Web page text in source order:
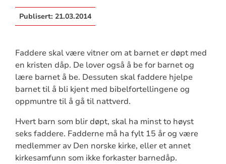
Publisert: 21.03.2014
Faddere skal være vitner om at barnet er døpt med
en kristen dåp. De lover også å be for barnet og
lære barnet å be. Dessuten skal faddere hjelpe
barnet til å bli kjent med bibelfortellingene og
oppmuntre til å gå til nattverd.
Hvert barn som blir døpt, skal ha minst to høyst
seks faddere. Fadderne må ha fylt 15 år og være
medlemmer av Den norske kirke, eller et annet
kirkesamfunn som ikke forkaster barnedåp.